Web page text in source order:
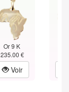
Or 9 K
235.00 €
Voir